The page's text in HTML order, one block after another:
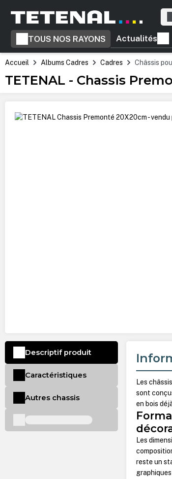
Passer à la navigation principale
TOUS NOS RAYONS Actualités
Accueil Albums Cadres Cadres Châssis
TETENAL - Chassis
Ignorer la galerie d'images
Les
sont
en bois
Les
reste un
Descriptif produit
Caractéristiques
Autres chassis